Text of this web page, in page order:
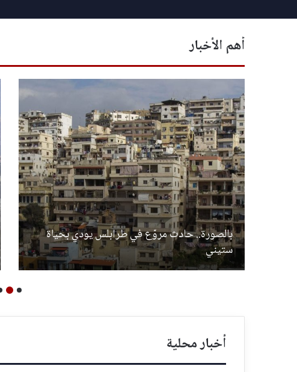
أهم الأخبار
بالصورة.. حادث مروّع في طرابلس يودي بحياة
ستيني
أخبار محلية